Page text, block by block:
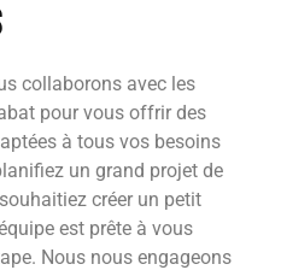
collaborons avec les
pour vous offrir des
à tous vos besoins
un grand projet de
créer un petit
est prête à vous
Nous nous engageons